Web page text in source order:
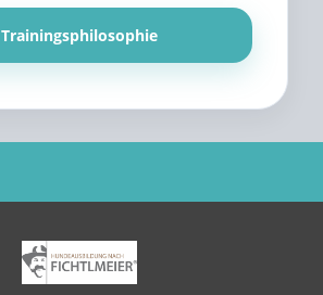
Trainingsphilosophie